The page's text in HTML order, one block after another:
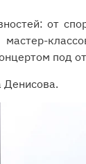
от
под
Денисова.